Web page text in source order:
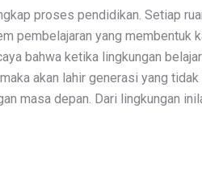
proses pendidikan. Setiap
pembelajaran yang membentuk
bahwa ketika lingkungan
akan lahir generasi yang
masa depan. Dari lingkungan